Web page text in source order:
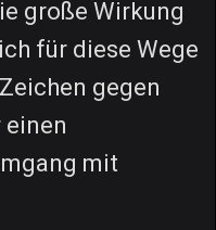
große Wirkung
für diese Wege
gegen
mit